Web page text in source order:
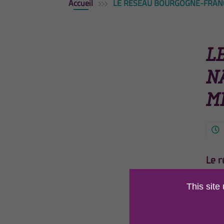
Accueil LE RÉSEAU BOURGOGNE-
Le
This site